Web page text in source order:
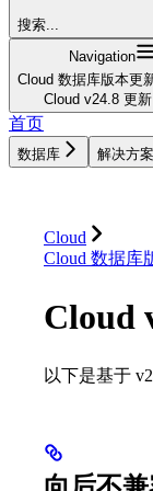
搜索...
Navigation
Cloud 数据库版本更
Cloud v24.8 更
首页
数据库 解决方案
Cloud
Cloud 数据库
Cloud
以下是基于